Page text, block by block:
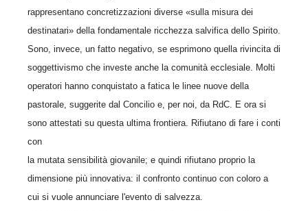
rappresentano concretizzazioni diverse «sulla misura dei
destinatari» della fondamentale ricchezza salvifica dello Spirito.
Sono, invece, un fatto negativo, se esprimono quella rivincita di
soggettivismo che investe anche la comunità ecclesiale. Molti
operatori hanno conquistato a fatica le linee nuove della
pastorale, suggerite dal Concilio e, per noi, da RdC. E ora si
sono attestati su questa ultima frontiera. Rifiutano di fare i conti
con
la mutata sensibilità giovanile; e quindi rifiutano proprio la
dimensione più innovativa: il confronto continuo con coloro a
cui si vuole annunciare l'evento di salvezza.